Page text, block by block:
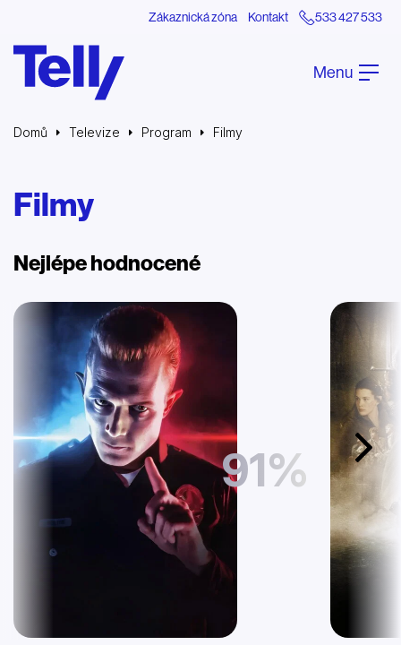
Zákaznická zóna Kontakt 533 427 533
Menu
Domů Televize Program Filmy
Filmy
Nejlépe hodnocené
Další
91%